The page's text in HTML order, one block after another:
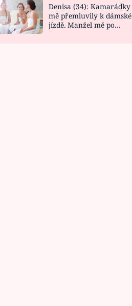
Denisa (34): Kamarádky
mě přemluvily k dámské
jízdě. Manžel mě po